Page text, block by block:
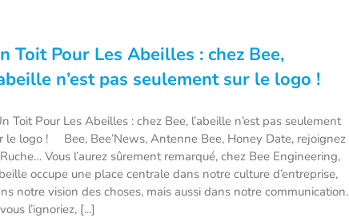
Toit Pour Les Abeilles : chez Bee,
n’est pas seulement sur le logo !
Toit Pour Les Abeilles : chez Bee, l’abeille n’est pas seulement
le logo ! Bee, Bee’News, Antenne Bee, Honey Date, rejoignez
Vous l’aurez sûrement remarqué, chez Bee Engineering,
occupe une place centrale dans notre culture d’entreprise,
notre vision des choses, mais aussi dans notre communication.
l’ignoriez, [...]